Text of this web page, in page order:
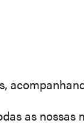
as nossas